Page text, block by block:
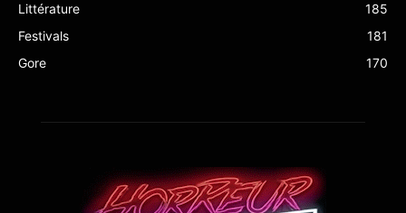
Littérature
185
Festivals
181
Gore
170